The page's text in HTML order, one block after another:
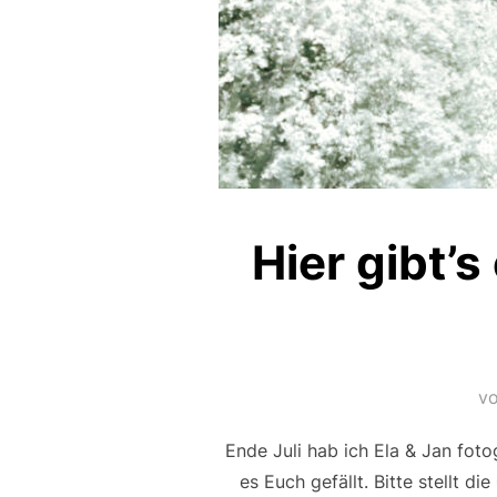
Hier
Ende Juli hab ich Ela & Jan
es Euch gefällt. Bitte stellt